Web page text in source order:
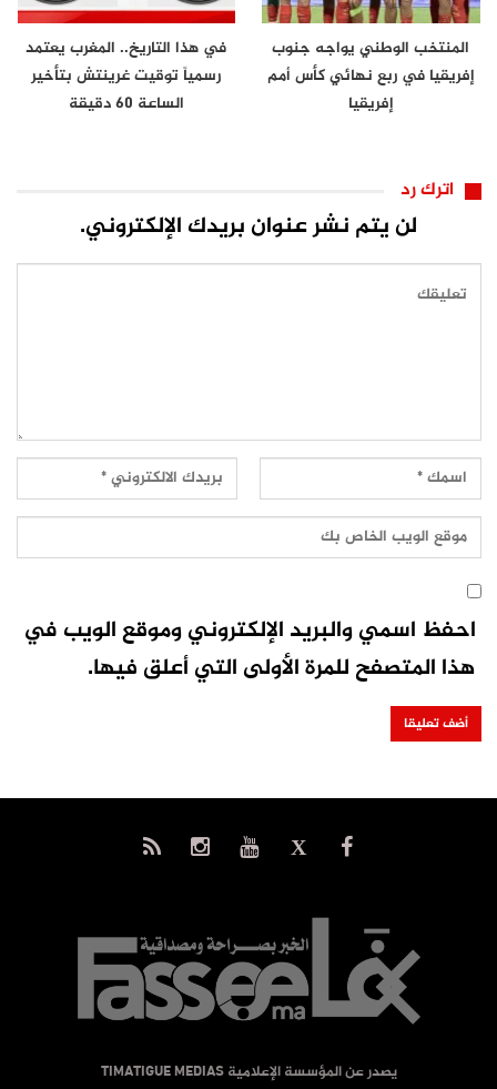
المنتخب الوطني يواجه جنوب
إفريقيا في ربع نهائي كأس أمم
إفريقيا
في هذا التاريخ.. المغرب يعتمد
رسمياً توقيت غرينتش بتأخير
الساعة 60 دقيقة
اترك رد
لن يتم نشر عنوان بريدك الإلكتروني.
احفظ اسمي والبريد الإلكتروني وموقع الويب في
هذا المتصفح للمرة الأولى التي أعلق فيها.
يصدر عن المؤسسة الإعلامية TIMATIGUE MEDIAS